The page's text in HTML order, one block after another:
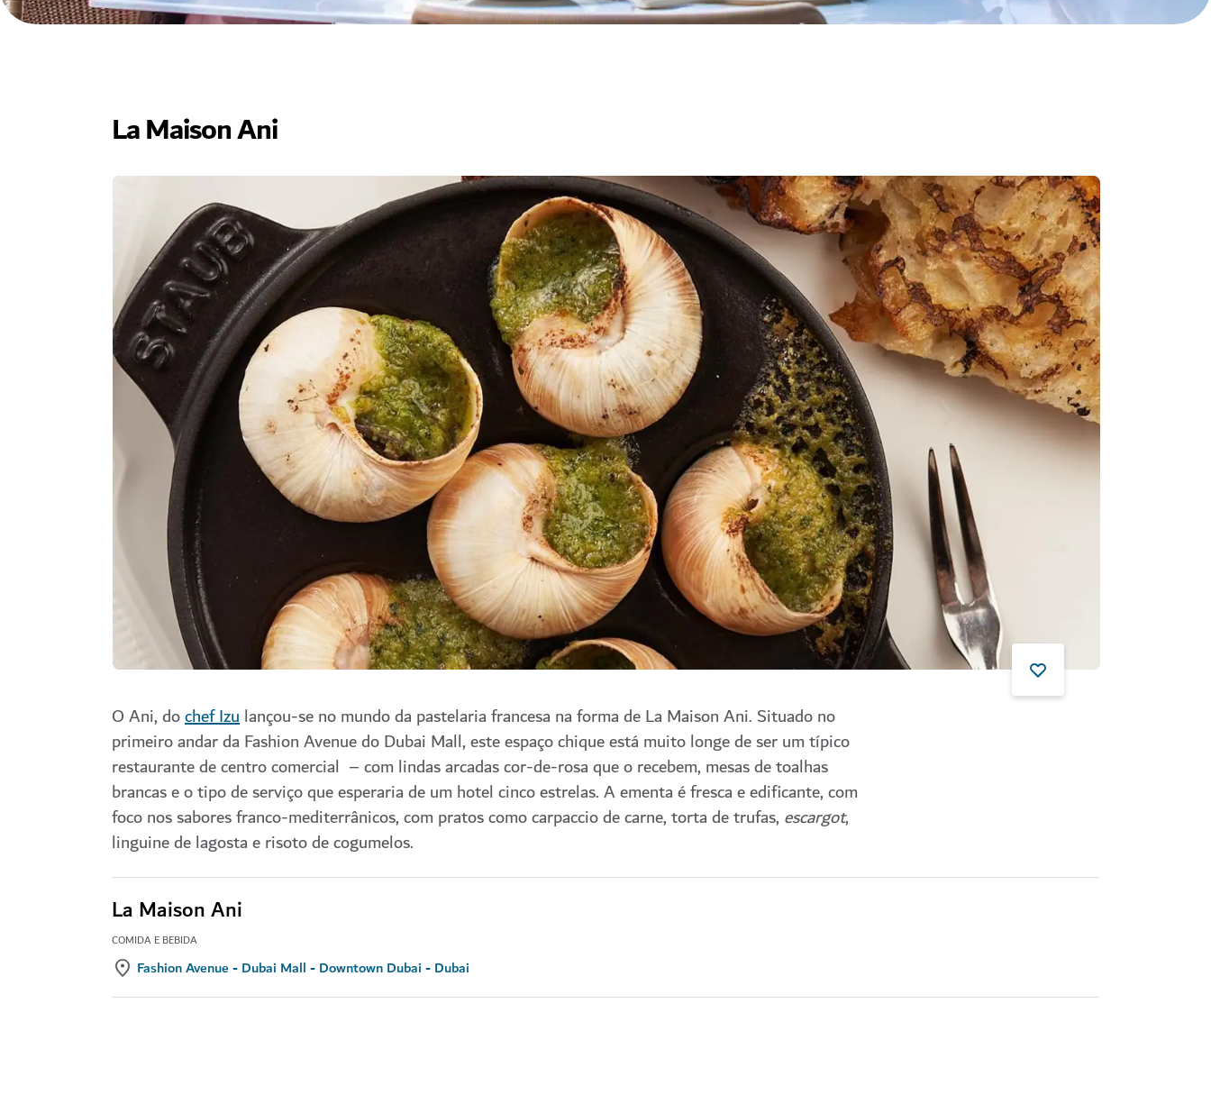
La Maison Ani
O Ani, dochef Izulançou-se no mundo da pastelaria francesa na forma de La Maison Ani. Situado no
primeiro andar da Fashion Avenue do Dubai Mall, este espaço chique está muito longe de ser um típico
restaurante de centro comercial – com lindas arcadas cor-de-rosa que o recebem, mesas de toalhas
brancas e o tipo de serviço que esperaria de um hotel cinco estrelas. A ementa é fresca e edificante, com
foco nos sabores franco-mediterrânicos, com pratos como carpaccio de carne, torta de trufas, escargot,
linguine de lagosta e risoto de cogumelos.
La Maison Ani
COMIDA E BEBIDA
Fashion Avenue - Dubai Mall - Downtown Dubai - Dubai